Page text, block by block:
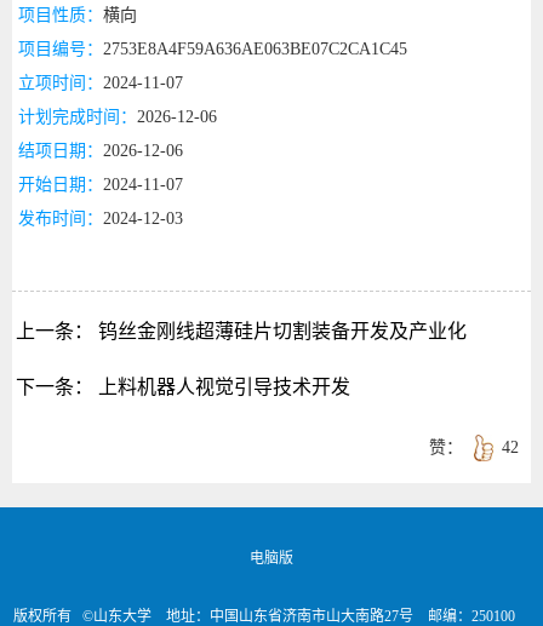
项目性质： 横向
项目编号： 2753E8A4F59A636AE063BE07C2CA1C45
立项时间： 2024-11-07
计划完成时间： 2026-12-06
结项日期： 2026-12-06
开始日期： 2024-11-07
发布时间： 2024-12-03
上一条： 钨丝金刚线超薄硅片切割装备开发及产业化
下一条： 上料机器人视觉引导技术开发
42
赞：
电脑版
版权所有 ©山东大学 地址：中国山东省济南市山大南路27号 邮编：250100